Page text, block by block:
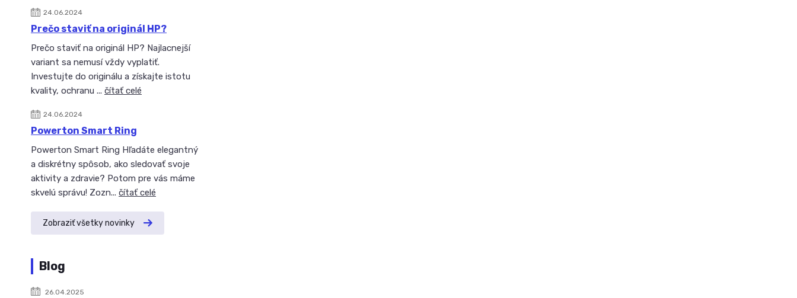
24.06.2024
Prečo staviť na originál HP?
Prečo staviť na originál HP? Najlacnejší
variant sa nemusí vždy vyplatiť.
Investujte do originálu a získajte istotu
kvality, ochranu ... čítať celé
24.06.2024
Powerton Smart Ring
Powerton Smart Ring Hľadáte elegantný
a diskrétny spôsob, ako sledovať svoje
aktivity a zdravie? Potom pre vás máme
skvelú správu! Zozn... čítať celé
Zobraziť všetky novinky
Blog
26.04.2025